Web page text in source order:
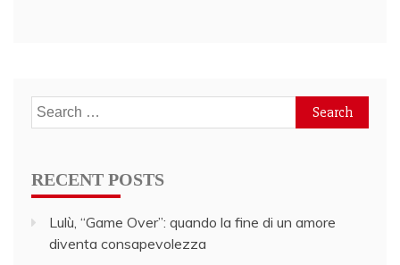
Search
for:
RECENT POSTS
Lulù, “Game Over”: quando la fine di un amore
diventa consapevolezza